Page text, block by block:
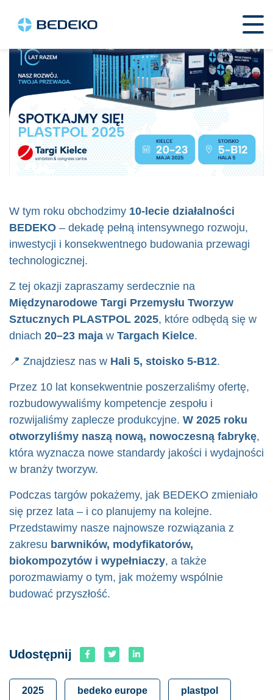
W tym roku obchodzimy 10-lecie działalności
BEDEKO – dekadę pełną intensywnego rozwoju,
inwestycji i konsekwentnego budowania przewagi
technologicznej.
Z tej okazji zapraszamy serdecznie na
Międzynarodowe Targi Przemysłu Tworzyw
Sztucznych PLASTPOL 2025, które odbędą się w
dniach 20–23 maja w Targach Kielce.
📍 Znajdziesz nas w Hali 5, stoisko 5-B12.
Przez 10 lat konsekwentnie poszerzaliśmy ofertę,
rozbudowywaliśmy kompetencje zespołu i
rozwijaliśmy zaplecze produkcyjne. W 2025 roku
otworzyliśmy naszą nową, nowoczesną fabrykę,
która wyznacza nowe standardy jakości i wydajności
w branży tworzyw.
Podczas targów pokażemy, jak BEDEKO zmieniało
się przez lata – i co planujemy na kolejne.
Przedstawimy nasze najnowsze rozwiązania z
zakresu barwników, modyfikatorów,
biokompozytów i wypełniaczy, a także
porozmawiamy o tym, jak możemy wspólnie
budować przyszłość.
Udostępnij
2025 bedeko europe plastpol